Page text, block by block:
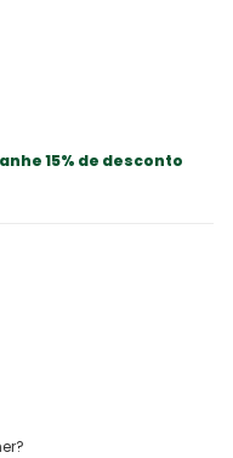
15% de desconto